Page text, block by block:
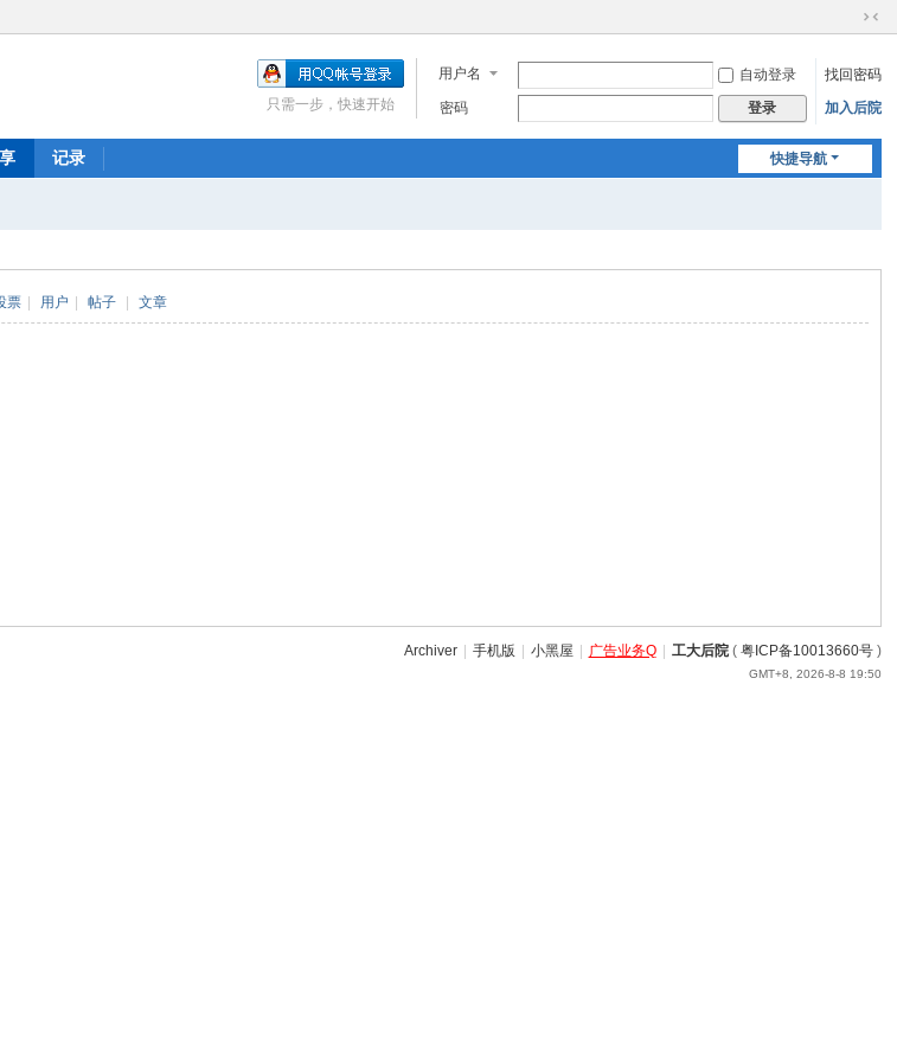
切
到
窄
用户名 自动登录
找回密码
密码
登录 加入后院
只需一步，快速开始
快捷导航
记录
票 用户 帖子 文章
Archiver 手机版 小黑屋 广告业务Q 工大后院( 粤ICP备10013660号)
GMT+8, 2026-8-8 19:50